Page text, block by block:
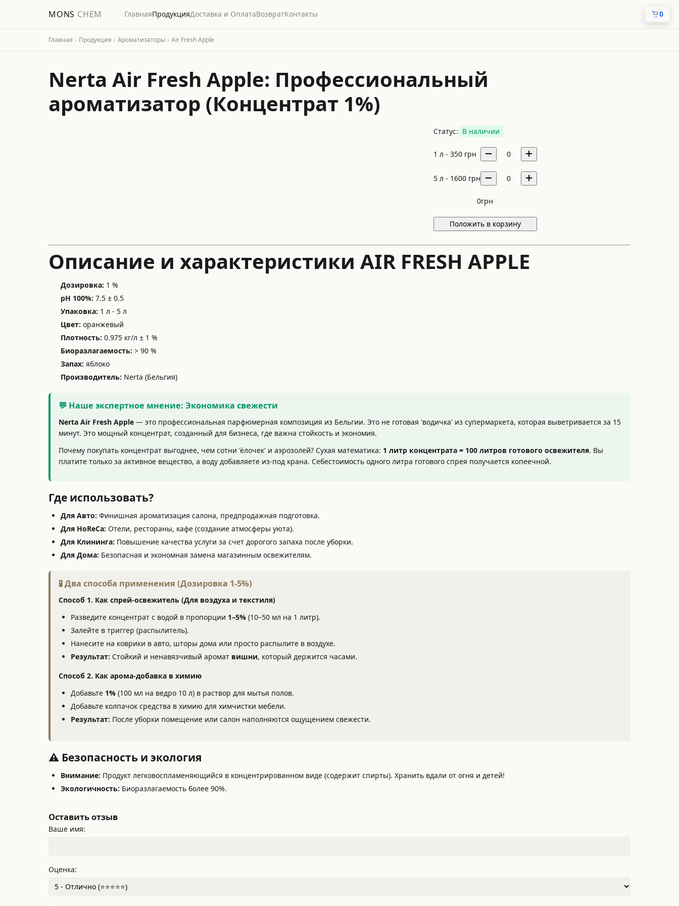
MONS CHEM ГлавнаяПродукцияДоставка и ОплатаВозвратКонтакты 0
Главная › Продукция › Ароматизаторы › Air Fresh Apple
Nerta Air Fresh Apple: Профессиональный
ароматизатор (Концентрат 1%)
Статус: В наличии
1 л - 350 грн 0
5 л - 1600 грн 0
0грн
Положить в корзину
Описание и характеристики AIR FRESH APPLE
Дозировка: 1 %
pH 100%: 7.5 ± 0.5
Упаковка: 1 л - 5 л
Цвет: оранжевый
Плотность: 0.975 кг/л ± 1 %
Биоразлагаемость: > 90 %
Запах: яблоко
Производитель: Nerta (Бельгия)
💬 Наше экспертное мнение: Экономика свежести
Nerta Air Fresh Apple — это профессиональная парфюмерная композиция из Бельгии. Это не готовая 'водичка' из супермаркета, которая выветривается за 15
минут. Это мощный концентрат, созданный для бизнеса, где важна стойкость и экономия.
Почему покупать концентрат выгоднее, чем сотни 'ёлочек' и аэрозолей? Сухая математика: 1 литр концентрата = 100 литров готового освежителя. Вы
платите только за активное вещество, а воду добавляете из-под крана. Себестоимость одного литра готового спрея получается копеечной.
Где использовать?
Для Авто: Финишная ароматизация салона, предпродажная подготовка.
Для HoReCa: Отели, рестораны, кафе (создание атмосферы уюта).
Для Клининга: Повышение качества услуги за счет дорогого запаха после уборки.
Для Дома: Безопасная и экономная замена магазинным освежителям.
🧪 Два способа применения (Дозировка 1-5%)
Способ 1. Как спрей-освежитель (Для воздуха и текстиля)
Разведите концентрат с водой в пропорции 1–5% (10–50 мл на 1 литр).
Залейте в триггер (распылитель).
Нанесите на коврики в авто, шторы дома или просто распылите в воздухе.
Результат: Стойкий и ненавязчивый аромат вишни, который держится часами.
Способ 2. Как арома-добавка в химию
Добавьте 1% (100 мл на ведро 10 л) в раствор для мытья полов.
Добавьте колпачок средства в химию для химчистки мебели.
Результат: После уборки помещение или салон наполняются ощущением свежести.
⚠️ Безопасность и экология
Внимание: Продукт легковоспламеняющийся в концентрированном виде (содержит спирты). Хранить вдали от огня и детей!
Экологичность: Биоразлагаемость более 90%.
Оставить отзыв
Ваше имя:
Оценка: